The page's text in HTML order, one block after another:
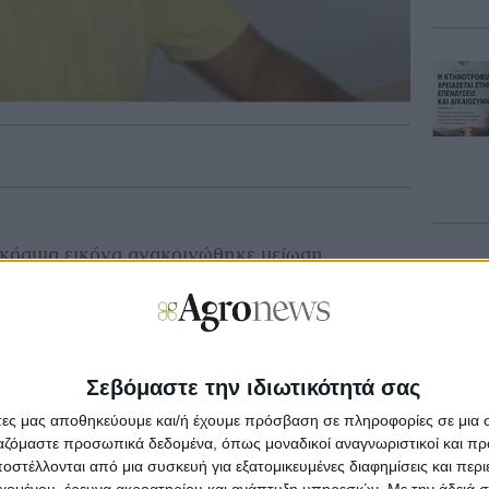
Σεβόμαστε την ιδιωτικότητά σας
μας αποθηκεύουμε και/ή έχουμε πρόσβαση σε πληροφορίες σε
προσωπικά δεδομένα, όπως μοναδικοί αναγνωριστικοί και
από μια συσκευή για εξατομικευμένες διαφημίσεις και
εικόνα ανακοινώθηκε μείωση
αρχικών και τελικών αποθεμάτων. Ως
της πτώσης του δολαρίου οι τιμές
δηλαδή τα 75 σεντς ανά λίμπρα. Εκεί
αντίσταση και γι’ αυτό το λόγο οι
ή κλεισίματα τιμών σε αυτά τα
Πληρωμές